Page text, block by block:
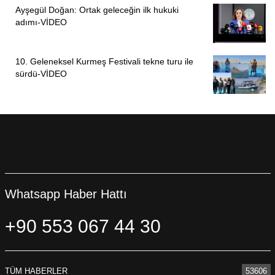
yaşam yoludur.
“KADINLARIN KARAR ALMA MEKANİZMALARINDA
Çalıştay boyunca yapılan değerlendirmelerde özellikle şu
aktarılması,
yaygınlaştırılması,
• Genç kadınların mücadele süreçlerine aktif
Ayşegül Doğan: Ortak geleceğin ilk hukuki
adımı-VİDEO
10. Geleneksel Kurmeş Festivali tekne turu ile
sürdü-VİDEO
Whatsapp Haber Hattı
+90 553 067 44 30
TÜM HABERLER 53606